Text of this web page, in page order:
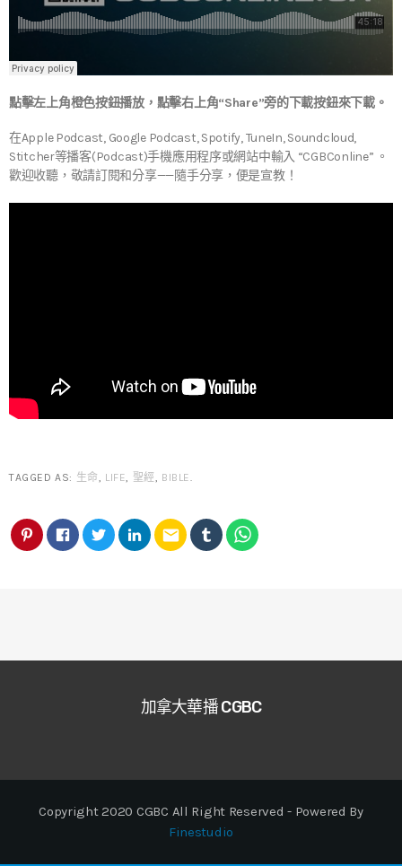
點擊左上角橙色按鈕播放，點擊右上角“Share”旁的下載按鈕來下載。
在Apple Podcast, Google Podcast, Spotify, TuneIn, Soundcloud,
Stitcher等播客(Podcast)手機應用程序或網站中輸入 “CGBConline” 。
歡迎收聽，敬請訂閱和分享——隨手分享，便是宣教！
TAGGED AS: 生命 LIFE 聖經 BIBLE
email
加拿大華播 CGBC
Copyright 2020 CGBC All Right Reserved - Powered By
Finestudio